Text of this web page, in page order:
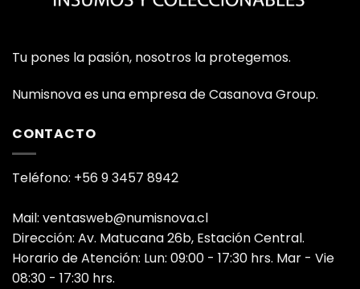
Tu pones la pasión, nosotros la protegemos.
Numisnova es una empresa de Casanova Group.
CONTACTO
Teléfono: +56 9 3457 8942
Mail: ventasweb@numisnova.cl
Dirección: Av. Matucana 26b, Estación Central.
Horario de Atención: Lun: 09:00 - 17:30 hrs. Mar - Vie
08:30 - 17:30 hrs.